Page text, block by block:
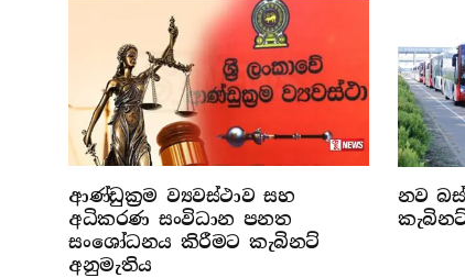
ආණ්ඩුක්‍රම ව්‍යවස්ථාව සහ
අධිකරණ සංවිධාන පනත
සංශෝධනය කිරීමට කැබිනට්
අනුමැතිය
නව